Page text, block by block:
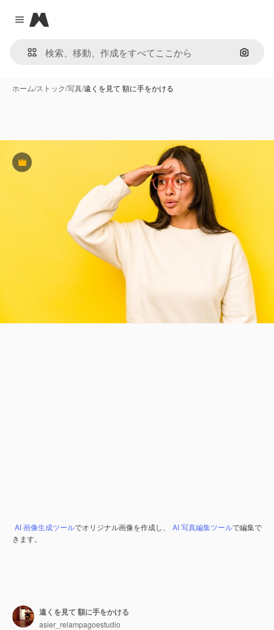
Close menu
Magnific
画像で
ホーム/ストック/写真/遠くを見て 額に手をかける
Premium
AI 画像生成ツールでオリジナル画像を作成し、 AI 写真編集ツールで編集で
きます。
遠くを見て 額に手をかける
asier_relampagoestudio